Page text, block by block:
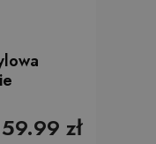
zł